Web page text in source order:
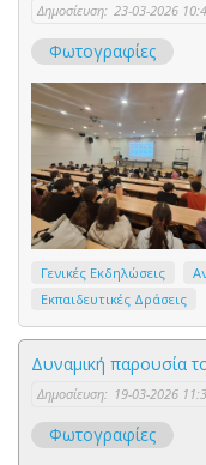
Δημοσίευση: 23-03-2026
Φωτογραφίες
Γενικές Εκδηλώσεις
Εκπαιδευτικές Δράσεις
Δυναμική παρουσία
Δημοσίευση: 19-03-2026
Φωτογραφίες